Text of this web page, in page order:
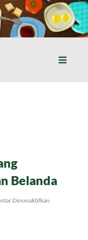
Toggle
Belanda
Dinonaktifkan